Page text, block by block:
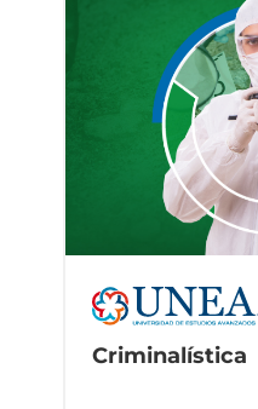
Criminalística